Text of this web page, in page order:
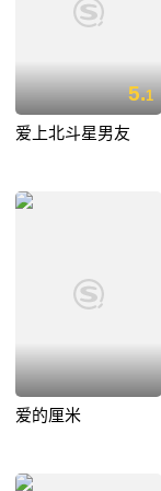
5.1
爱上北斗星男友
爱的厘米